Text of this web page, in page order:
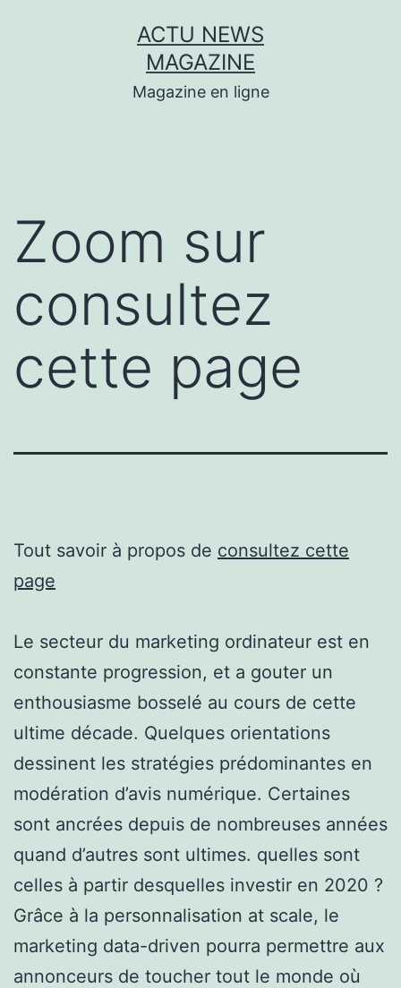
ACTU NEWS
MAGAZINE
Magazine en ligne
Zoom sur
consultez
cette page
Tout savoir à propos de consultez cette
page
Le secteur du marketing ordinateur est en
constante progression, et a gouter un
enthousiasme bosselé au cours de cette
ultime décade. Quelques orientations
dessinent les stratégies prédominantes en
modération d’avis numérique. Certaines
sont ancrées depuis de nombreuses années
quand d’autres sont ultimes. quelles sont
celles à partir desquelles investir en 2020 ?
Grâce à la personnalisation at scale, le
marketing data-driven pourra permettre aux
annonceurs de toucher tout le monde où